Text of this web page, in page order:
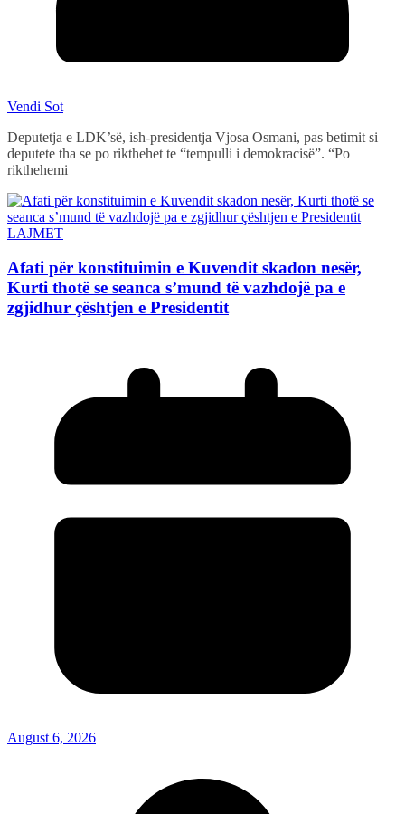
Vendi Sot
Deputetja e LDK’së, ish-presidentja Vjosa Osmani, pas betimit si
deputete tha se po rikthehet te “tempulli i demokracisë”. “Po
rikthehemi
LAJMET
Afati për konstituimin e Kuvendit skadon nesër,
Kurti thotë se seanca s’mund të vazhdojë pa e
zgjidhur çështjen e Presidentit
August 6, 2026